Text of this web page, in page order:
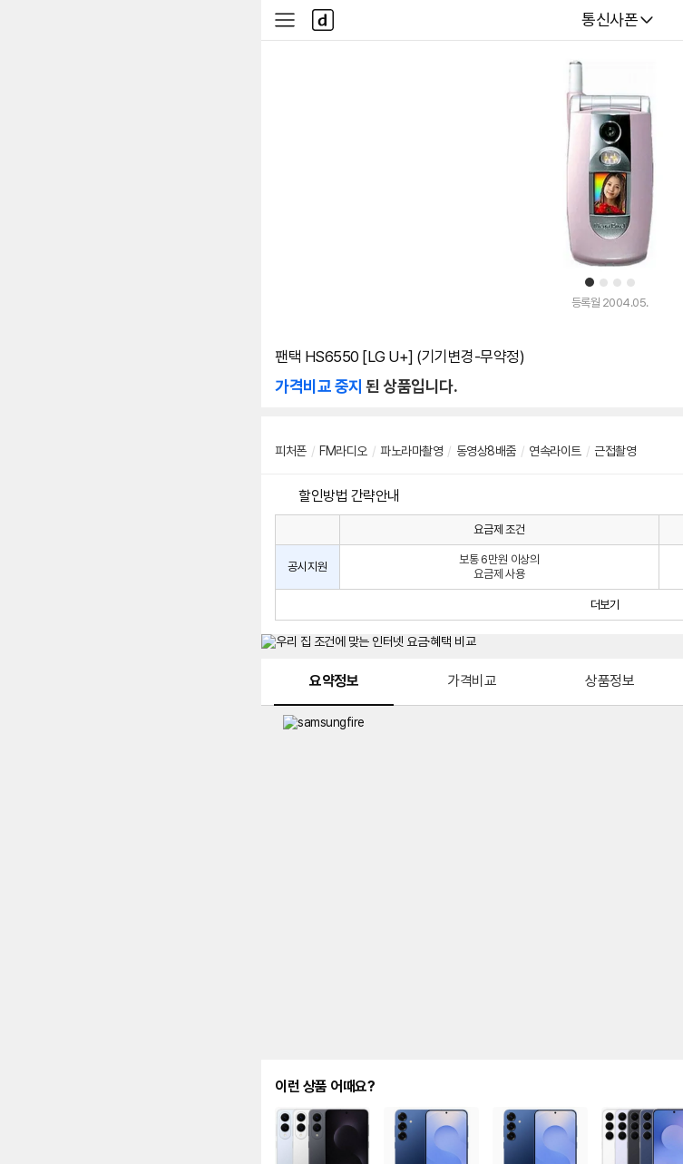
다나와
통신사폰
사
이
다
나
와
1 2 3 4
등록월 2004.05.
팬택 HS6550 [LG U+] (기기변경-무약정)
가격비교 중지 된 상품입니다.
피처폰 / FM라디오 / 파노라마촬영 / 동영상8배줌 / 연속라이트 / 근접촬영
할인방법 간략안내
원
약
정
내
를
나
타
사
인
법
요금제 조건
공시지원
보통 6만원 이상의
요금제 사용
더보기
요약정보 가격비교 상품정보
이런 상품 어때요?